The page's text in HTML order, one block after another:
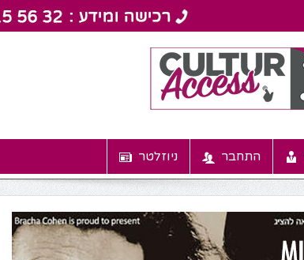
ניוזלטר התחבר